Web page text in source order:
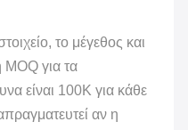
το μέγεθος και
για τα
είναι 100K για κάθε
αν η